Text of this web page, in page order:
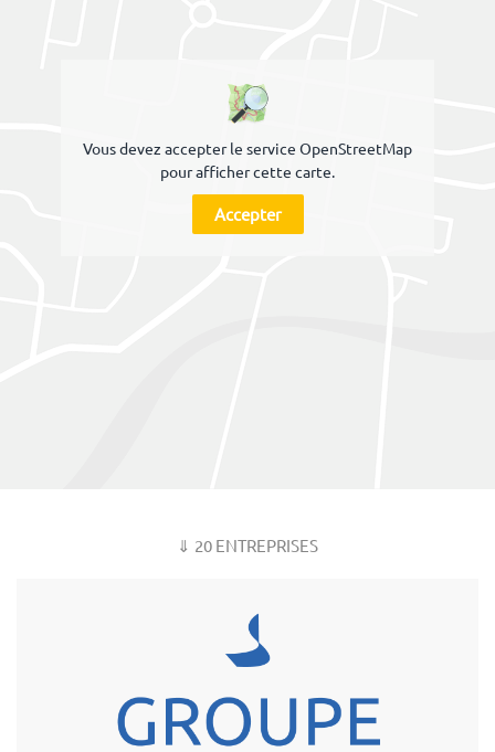
Vous devez accepter le service OpenStreetMap
pour afficher cette carte.
Accepter
⇓ 20 ENTREPRISES